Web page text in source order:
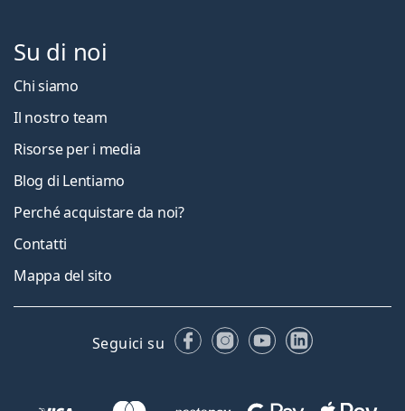
Su di noi
Chi siamo
Il nostro team
Risorse per i media
Blog di Lentiamo
Perché acquistare da noi?
Contatti
Mappa del sito
Seguici su FacebookInstagram
YouTubeLinkedIn